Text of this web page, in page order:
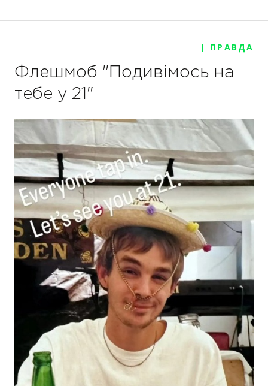
| ПРАВДА
Флешмоб "Подивімось на
тебе у 21"